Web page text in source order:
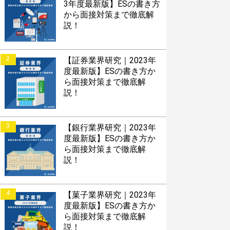
3年度最新版】ESの書き方
から面接対策まで徹底解
説！
2
【証券業界研究｜2023年
度最新版】ESの書き方か
ら面接対策まで徹底解
説！
3
【銀行業界研究｜2023年
度最新版】ESの書き方か
ら面接対策まで徹底解
説！
4
【菓子業界研究｜2023年
度最新版】ESの書き方か
ら面接対策まで徹底解
説！